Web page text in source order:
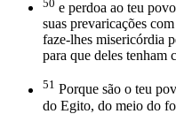
50 e perdoa ao teu
suas prevaricações
faze-lhes misericórdia
para que deles tenham
51 Porque são o teu
do Egito, do meio do